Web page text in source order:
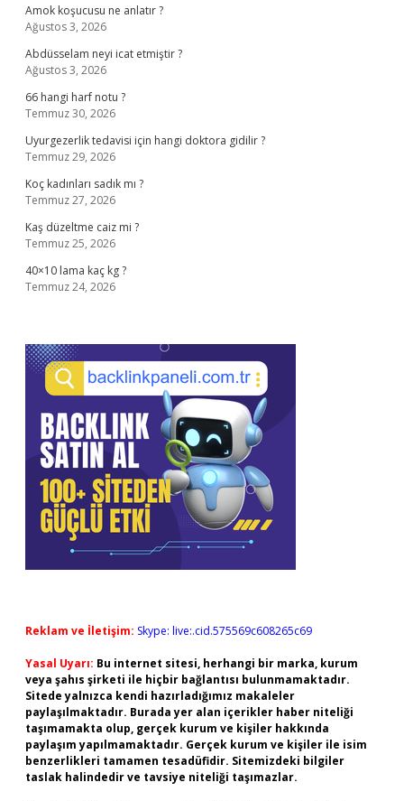
Amok koşucusu ne anlatır ?
Ağustos 3, 2026
Abdüsselam neyi icat etmiştir ?
Ağustos 3, 2026
66 hangi harf notu ?
Temmuz 30, 2026
Uyurgezerlik tedavisi için hangi doktora gidilir ?
Temmuz 29, 2026
Koç kadınları sadık mı ?
Temmuz 27, 2026
Kaş düzeltme caiz mi ?
Temmuz 25, 2026
40×10 lama kaç kg ?
Temmuz 24, 2026
Reklam ve İletişim: Skype: live:.cid.575569c608265c69
Yasal Uyarı: Bu internet sitesi, herhangi bir marka, kurum
veya şahıs şirketi ile hiçbir bağlantısı bulunmamaktadır.
Sitede yalnızca kendi hazırladığımız makaleler
paylaşılmaktadır. Burada yer alan içerikler haber niteliği
taşımamakta olup, gerçek kurum ve kişiler hakkında
paylaşım yapılmamaktadır. Gerçek kurum ve kişiler ile isim
benzerlikleri tamamen tesadüfidir. Sitemizdeki bilgiler
taslak halindedir ve tavsiye niteliği taşımazlar.